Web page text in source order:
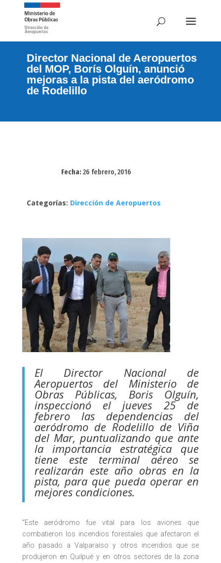
Director Nacional de Aeropuertos
del MOP, Borís Olguín, anunció
mejoras a la pista del aeródromo
de Rodelillo
Fecha:26 febrero, 2016
Categorías: Dirección de Aeropuertos
El Director Nacional de
Aeropuertos del Ministerio de
Obras Públicas, Boris Olguín,
inspeccionó el jueves 25 de
febrero las dependencias del
aeródromo de Rodelillo de Viña
del Mar, puntualizando que ante
la importancia estratégica que
tiene este terminal aéreo se
realizarán este año obras en la
pista, para que pueda operar en
mejores condiciones.
“Este aeródromo fue vital para los aviones que
combatieron los incendios forestales que afectaron el
año pasado a Valparaíso y otros incendios que se
produjeron en Quilpué y en otros sectores de la zona